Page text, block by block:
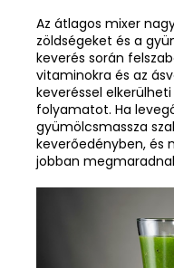
Az átlagos mixer
zöldségeket és a
keverés során
vitaminokra és az
keveréssel
folyamatot. Ha
gyümölcsmassza
keverőedényben, és
jobban